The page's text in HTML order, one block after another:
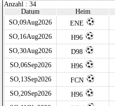
Anzahl : 34
Datum
Heim
SO,09Aug2026
ENE
SO,16Aug2026
H96
SO,30Aug2026
D98
SO,06Sep2026
H96
SO,13Sep2026
FCN
SO,20Sep2026
H96